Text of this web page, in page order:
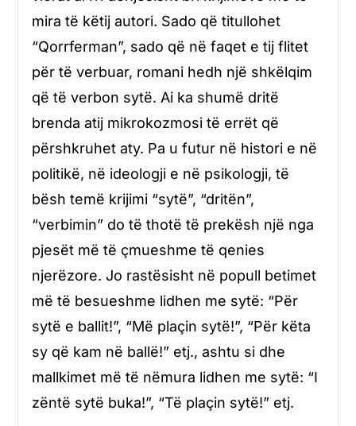
mira të këtij autori. Sado që titullohet
“Qorrferman”, sado që në faqet e tij flitet
për të verbuar, romani hedh një shkëlqim
që të verbon sytë. Ai ka shumë dritë
brenda atij mikrokozmosi të errët që
përshkruhet aty. Pa u futur në histori e në
politikë, në ideologji e në psikologji, të
bësh temë krijimi “sytë”, “dritën”,
“verbimin” do të thotë të prekësh një nga
pjesët më të çmueshme të qenies
njerëzore. Jo rastësisht në popull betimet
më të besueshme lidhen me sytë: “Për
sytë e ballit!”, “Më plaçin sytë!”, “Për këta
sy që kam në ballë!” etj., ashtu si dhe
mallkimet më të nëmura lidhen me sytë: “I
zëntë sytë buka!”, “Të plaçin sytë!” etj.